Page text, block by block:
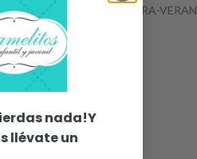
OUTLET PRIMAVERA-
nada!Y
llévate un